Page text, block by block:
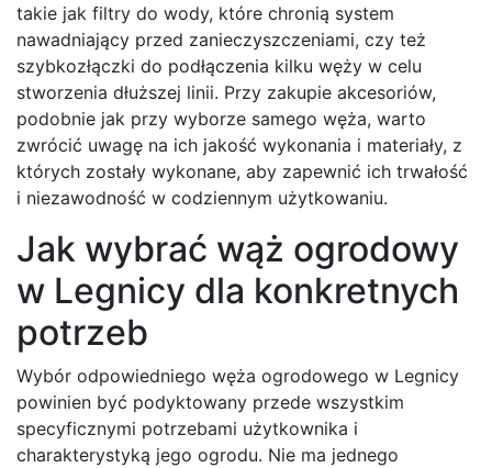
takie jak filtry do wody, które chronią system
nawadniający przed zanieczyszczeniami, czy też
szybkozłączki do podłączenia kilku węży w celu
stworzenia dłuższej linii. Przy zakupie akcesoriów,
podobnie jak przy wyborze samego węża, warto
zwrócić uwagę na ich jakość wykonania i materiały, z
których zostały wykonane, aby zapewnić ich trwałość
i niezawodność w codziennym użytkowaniu.
Jak wybrać wąż ogrodowy
w Legnicy dla konkretnych
potrzeb
Wybór odpowiedniego węża ogrodowego w Legnicy
powinien być podyktowany przede wszystkim
specyficznymi potrzebami użytkownika i
charakterystyką jego ogrodu. Nie ma jednego